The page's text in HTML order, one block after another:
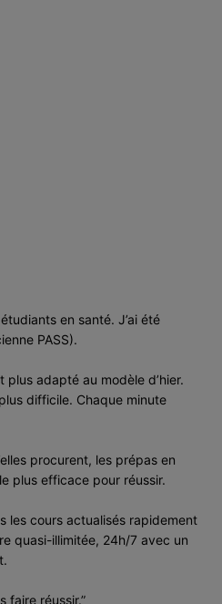
en santé. J’ai été
PASS).
plus adapté au modèle d’hier.
difficile. Chaque minute
procurent, les prépas en
plus efficace pour réussir.
les cours actualisés rapidement
quasi-illimitée, 24h/7 avec un
faire réussir.”